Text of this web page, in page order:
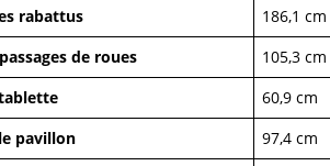
rabattus
186,1 cm
de roues
105,3 cm
60,9 cm
pavillon
97,4 cm